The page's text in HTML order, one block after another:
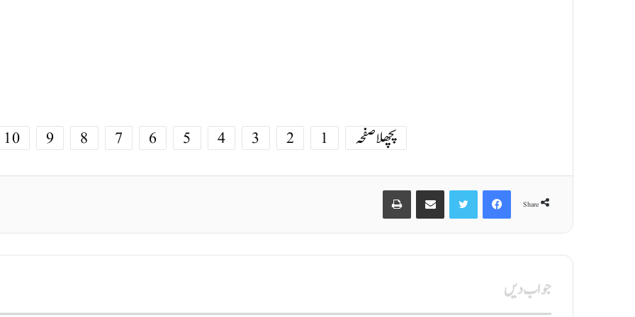
پچھلا صفحہ 1
2
3
4
5
6
7
8
9
10
Share
Facebook
Twitter
Share via Email
Print
جواب دیں